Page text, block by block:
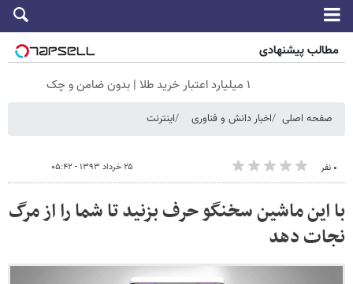
مطالب پیشنهادی
۱ میلیارد اعتبار خرید طلا | بدون ضامن و چک
صفحه اصلی اخبار دانش و فناوری اینترنت
۰ نفر ۲۵ خرداد ۱۳۹۳ - ۰۵:۴۲
با این ماشین سخنگو حرف بزنید تا شما را از مرگ
نجات دهد